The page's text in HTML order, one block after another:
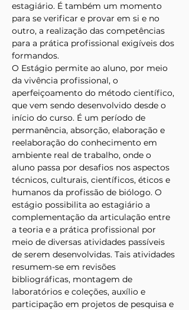
estagiário. É também um momento
para se verificar e provar em si e no
outro, a realização das competências
para a prática profissional exigíveis dos
formandos.
O Estágio permite ao aluno, por meio
da vivência profissional, o
aperfeiçoamento do método científico,
que vem sendo desenvolvido desde o
início do curso. É um período de
permanência, absorção, elaboração e
reelaboração do conhecimento em
ambiente real de trabalho, onde o
aluno passa por desafios nos aspectos
técnicos, culturais, científicos, éticos e
humanos da profissão de biólogo. O
estágio possibilita ao estagiário a
complementação da articulação entre
a teoria e a prática profissional por
meio de diversas atividades passíveis
de serem desenvolvidas. Tais atividades
resumem-se em revisões
bibliográficas, montagem de
laboratórios e coleções, auxílio e
participação em projetos de pesquisa e